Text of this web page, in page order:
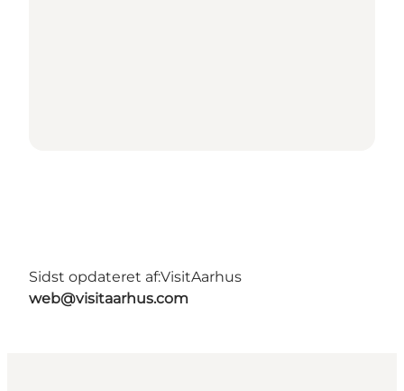
Sidst opdateret af:VisitAarhus
web@visitaarhus.com